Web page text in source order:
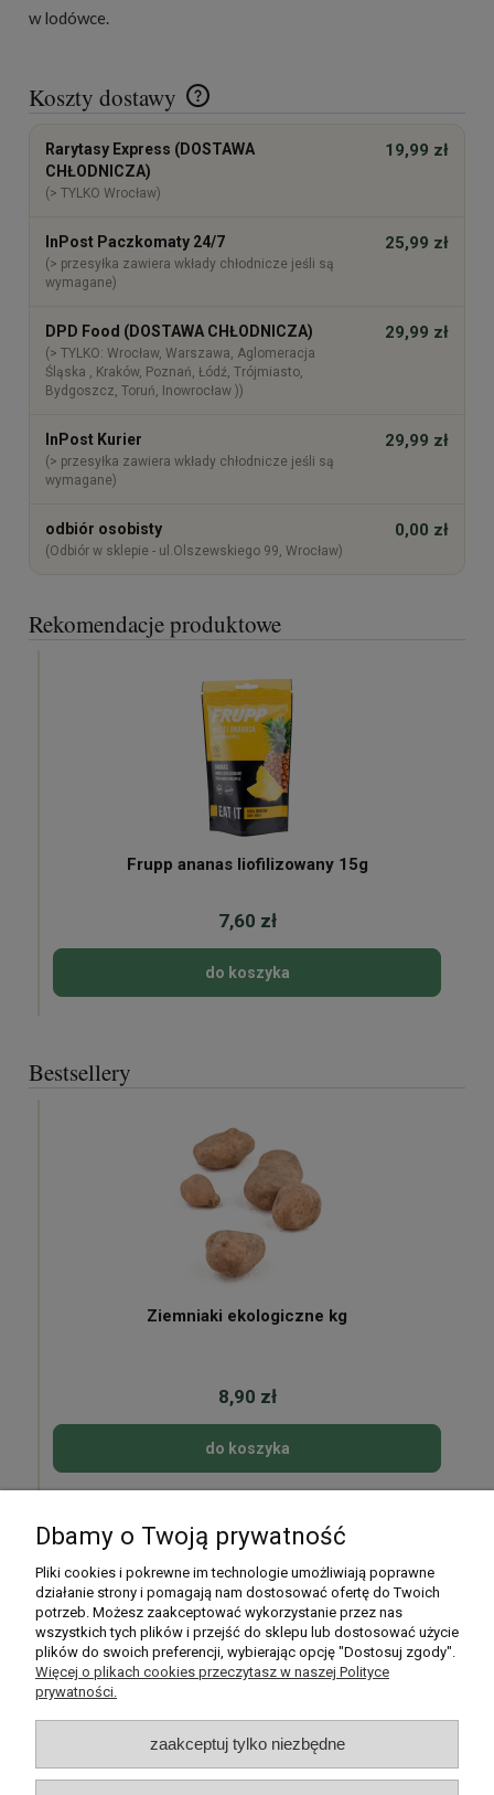
w lodówce.
Koszty dostawy
Cena nie zawiera ewentualnych kosztów płatności
Rarytasy Express (DOSTAWA
CHŁODNICZA)
(> TYLKO Wrocław)
19,99 zł
InPost Paczkomaty 24/7
(> przesyłka zawiera wkłady chłodnicze jeśli są
wymagane)
25,99 zł
DPD Food (DOSTAWA CHŁODNICZA)
(> TYLKO: Wrocław, Warszawa, Aglomeracja
Śląska , Kraków, Poznań, Łódź, Trójmiasto,
Bydgoszcz, Toruń, Inowrocław ))
29,99 zł
InPost Kurier
(> przesyłka zawiera wkłady chłodnicze jeśli są
wymagane)
29,99 zł
odbiór osobisty
(Odbiór w sklepie - ul.Olszewskiego 99, Wrocław)
0,00 zł
Rekomendacje produktowe
Frupp ananas liofilizowany 15g
7,60 zł
do koszyka
Bestsellery
Ziemniaki ekologiczne kg
8,90 zł
do koszyka
Moje konto
Płatności i dostawa
Informacje
O nas
Dbamy o Twoją prywatność
Pliki cookies i pokrewne im technologie umożliwiają poprawne
działanie strony i pomagają nam dostosować ofertę do Twoich
potrzeb. Możesz zaakceptować wykorzystanie przez nas
wszystkich tych plików i przejść do sklepu lub dostosować użycie
plików do swoich preferencji, wybierając opcję "Dostosuj zgody".
Więcej o plikach cookies przeczytasz w naszej Polityce
prywatności.
zaakceptuj tylko niezbędne